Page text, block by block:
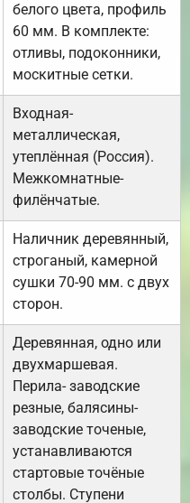
белого цвета, профиль
60 мм. В комплекте:
отливы, подоконники,
москитные сетки.
Входная-
металлическая,
утеплённая (Россия).
Межкомнатные-
филёнчатые.
Наличник деревянный,
строганый, камерной
сушки 70-90 мм. с двух
сторон.
Деревянная, одно или
двухмаршевая.
Перила- заводские
резные, балясины-
заводские точеные,
устанавливаются
стартовые точёные
столбы. Ступени